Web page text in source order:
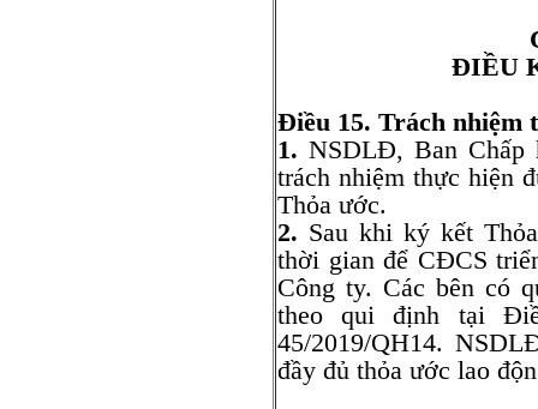
ĐIỀU
Điều 15. Trách nhiệm
1. NSDLĐ, Ban
trách nhiệm thực hiện
Thỏa ước.
2. Sau khi ký kết
thời gian để CĐCS
Công ty. Các bên có
theo qui định tại
45/2019/QH14.
đầy đủ thỏa ước lao